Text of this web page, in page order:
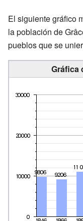
El siguiente gráfico
la población de
pueblos que se
Gráfica